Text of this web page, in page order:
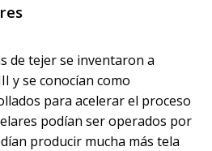
de tejer se inventaron a
y se conocían como
para acelerar el proceso
podían ser operados por
producir mucha más tela